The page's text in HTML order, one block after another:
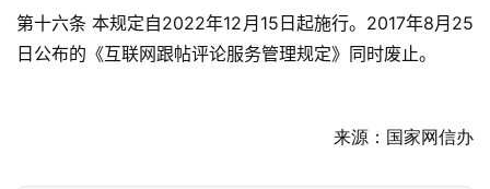
第十六条 本规定自2022年12月15日起施行。2017年8月25
日公布的《互联网跟帖评论服务管理规定》同时废止。
来源：国家网信办